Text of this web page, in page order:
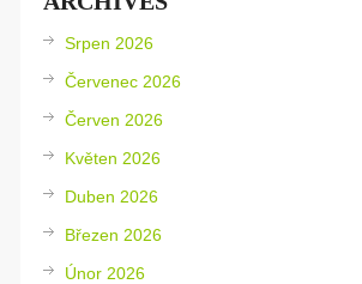
Srpen 2026
Červenec 2026
Červen 2026
Květen 2026
Duben 2026
Březen 2026
Únor 2026